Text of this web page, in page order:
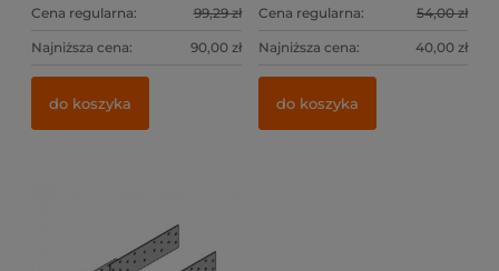
Cena regularna: 99,29 zł
Najniższa cena: 90,00 zł
do koszyka
Cena regularna: 54,00 zł
Najniższa cena: 40,00 zł
do koszyka